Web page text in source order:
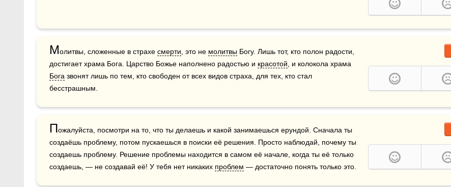
Молитвы, сложенные в страхе смерти , это не молитвы Богу. Лишь тот, кто полон радости,
достигает храма Бога. Царство Божье наполнено радостью и красотой
Бога звонят лишь по тем, кто свободен от всех видов страха, для тех, кто стал
бесстрашным.
Пожалуйста, посмотри на то, что ты делаешь и какой занимаешься ерундой. Сначала ты
создаёшь проблему, потом пускаешься в поиски её решения. Просто наблюдай, почему ты
создаешь проблему. Решение проблемы находится в самом её начале, когда ты её только
создаешь, — не создавай её! У тебя нет никаких проблем — достаточно понять только это.